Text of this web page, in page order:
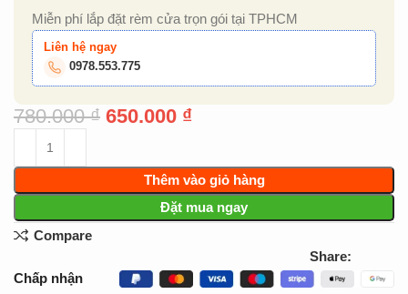
Miễn phí lắp đặt rèm cửa trọn gói tại TPHCM
Liên hệ ngay
0978.553.775
780.000₫ 650.000 ₫
Thêm vào giỏ hàng
Đặt mua ngay
Compare
Share:
Chấp nhận